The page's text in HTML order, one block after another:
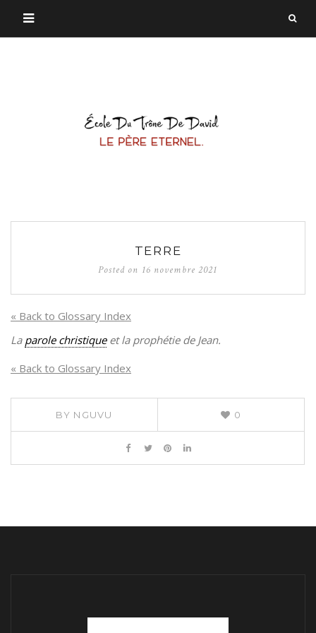
TERRE
Posted on 16 novembre 2021
« Back to Glossary Index
La parole christiqueet la prophétie de Jean.
« Back to Glossary Index
BY NGUVU 0